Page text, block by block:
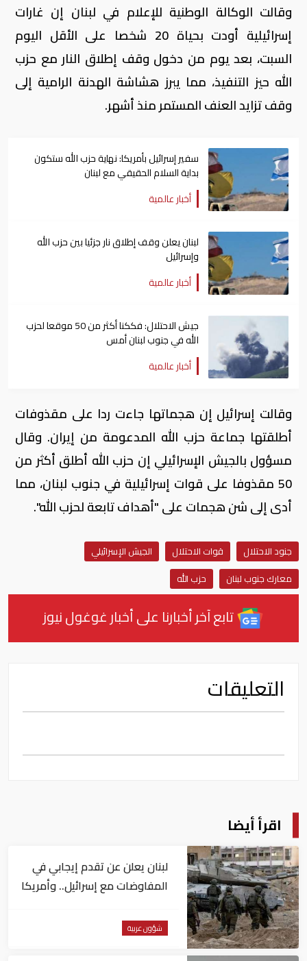
وقالت الوكالة الوطنية للإعلام في لبنان إن غارات
إسرائيلية أودت ​بحياة 20 شخصا على الأقل اليوم
السبت، بعد يوم من دخول وقف إطلاق النار مع حزب
الله حيز التنفيذ، مما يبرز هشاشة الهدنة الرامية إلى
وقف ‌تزايد العنف المستمر منذ أشهر.
سفير إسرائيل بأمريكا: نهاية حزب الله ستكون
بداية السلام الحقيقي مع لبنان
أخبار عالمية
لبنان يعلن وقف إطلاق نار جزئيا بين حزب الله
وإسرائيل
أخبار عالمية
جيش الاحتلال: فككنا أكثر من 50 موقعا لحزب
الله في جنوب لبنان أمس
أخبار عالمية
وقالت إسرائيل إن هجماتها جاءت ردا على مقذوفات
أطلقتها جماعة حزب الله المدعومة من إيران. وقال
مسؤول بالجيش الإسرائيلي إن حزب الله أطلق أكثر من
50 مقذوفا على قوات إسرائيلية في جنوب لبنان، مما
أدى إلى شن هجمات على "أهداف تابعة لحزب الله".
جنود الاحتلال قوات الاحتلال
الجيش الإسرائيلي
معارك جنوب لبنان
حزب الله
تابع آخر أخبارنا على أخبار غوغول نيوز
التعليقات
اقرأ أيضا
لبنان يعلن عن تقدم إيجابي في
المفاوضات مع إسرائيل.. وأمريكا
شؤون عربية